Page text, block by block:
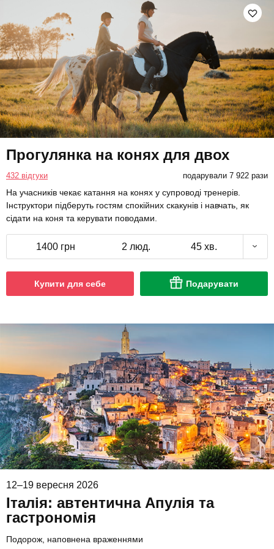
Прогулянка на конях для двох
432 відгуки подарували 7 922 рази
На учасників чекає катання на конях у супроводі тренерів.
Інструктори підберуть гостям спокійних скакунів і навчать, як
сідати на коня та керувати поводами.
1400 грн 2 люд. 45 хв.
Купити для себе Подарувати
12–19 вересня 2026
Італія: автентична Апулія та
гастрономія
Подорож, наповнена враженнями